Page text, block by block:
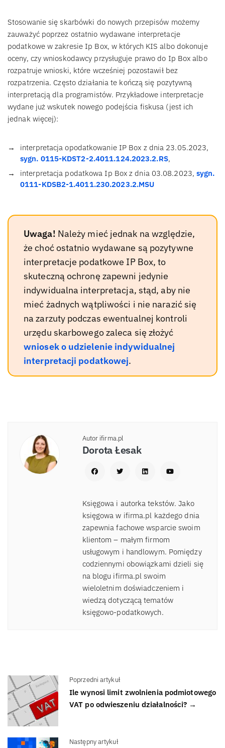
Stosowanie się skarbówki do nowych przepisów możemy
zauważyć poprzez ostatnio wydawane interpretacje
podatkowe w zakresie Ip Box, w których KIS albo dokonuje
oceny, czy wnioskodawcy przysługuje prawo do Ip Box albo
rozpatruje wnioski, które wcześniej pozostawił bez
rozpatrzenia. Często działania te kończą się pozytywną
interpretacją dla programistów. Przykładowe interpretacje
wydane już wskutek nowego podejścia fiskusa (jest ich
jednak więcej):
interpretacja opodatkowanie IP Box z dnia 23.05.2023,
sygn. 0115-KDST2-2.4011.124.2023.2.RS,
interpretacja podatkowa Ip Box z dnia 03.08.2023, sygn.
0111-KDSB2-1.4011.230.2023.2.MSU
Uwaga! Należy mieć jednak na względzie,
że choć ostatnio wydawane są pozytywne
interpretacje podatkowe IP Box, to
skuteczną ochronę zapewni jedynie
indywidualna interpretacja, stąd, aby nie
mieć żadnych wątpliwości i nie narazić się
na zarzuty podczas ewentualnej kontroli
urzędu skarbowego zaleca się złożyć
wniosek o udzielenie indywidualnej
interpretacji podatkowej.
Autor ifirma.pl
Dorota Łesak
Księgowa i autorka tekstów. Jako
księgowa w ifirma.pl każdego dnia
zapewnia fachowe wsparcie swoim
klientom – małym firmom
usługowym i handlowym. Pomiędzy
codziennymi obowiązkami dzieli się
na blogu ifirma.pl swoim
wieloletnim doświadczeniem i
wiedzą dotyczącą tematów
księgowo-podatkowych.
Poprzedni artykuł
Ile wynosi limit zwolnienia podmiotowego
VAT po odwieszeniu działalności? →
Następny artykuł